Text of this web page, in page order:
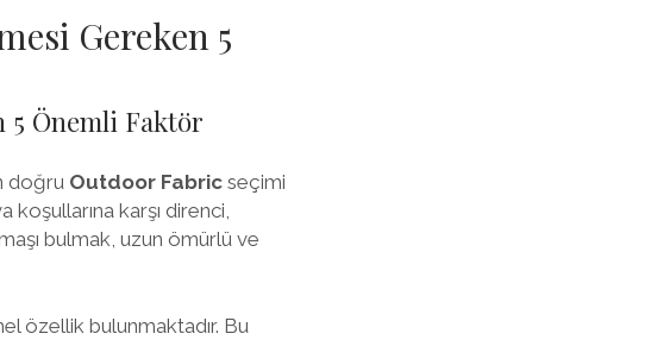
Gereken 5
5 Önemli Faktör
doğru Outdoor Fabricseçimi
koşullarına karşı direnci,
bulmak, uzun ömürlü ve
özellik bulunmaktadır. Bu